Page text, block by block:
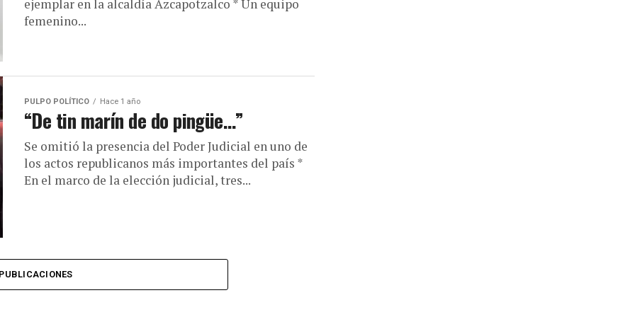
ejemplar en la alcaldía Azcapotzalco * Un equipo
femenino...
PULPO POLÍTICO Hace 1 año
“De tin marín de do pingüe…”
Se omitió la presencia del Poder Judicial en uno de
los actos republicanos más importantes del país *
En el marco de la elección judicial, tres...